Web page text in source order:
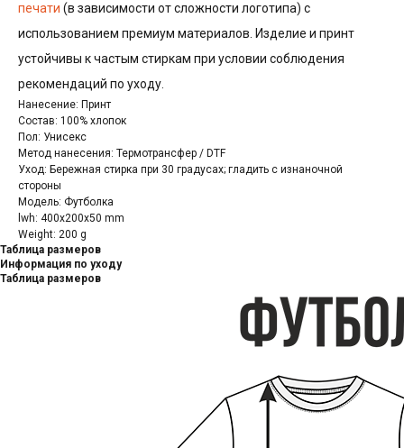
печати (в зависимости от сложности логотипа) с
использованием премиум материалов. Изделие и принт
устойчивы к частым стиркам при условии соблюдения
рекомендаций по уходу.
Нанесение: Принт
Состав: 100% хлопок
Пол: Унисекс
Метод нанесения: Термотрансфер / DTF
Уход: Бережная стирка при 30 градусах; гладить с изнаночной
стороны
Модель: Футболка
lwh: 400x200x50 mm
Weight: 200 g
Таблица размеров
Информация по уходу
Таблица размеров